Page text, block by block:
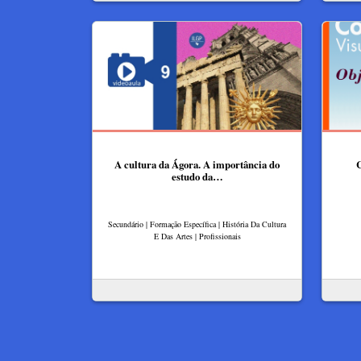
A cultura da Ágora. A importância do
estudo da…
Secundário | Formação Específica | História Da Cultura
E Das Artes | Profissionais